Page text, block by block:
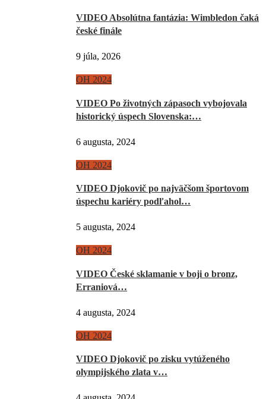
VIDEO Absolútna fantázia: Wimbledon čaká
české finále
9 júla, 2026
OH 2024
VIDEO Po životných zápasoch vybojovala
historický úspech Slovenska:…
6 augusta, 2024
OH 2024
VIDEO Djokovič po najväčšom športovom
úspechu kariéry podľahol…
5 augusta, 2024
OH 2024
VIDEO České sklamanie v boji o bronz,
Erraniová…
4 augusta, 2024
OH 2024
VIDEO Djokovič po zisku vytúženého
olympijského zlata v…